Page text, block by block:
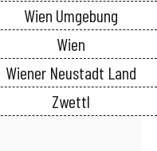
Wien Umgebung
Wien
Wiener Neustadt Land
Zwettl